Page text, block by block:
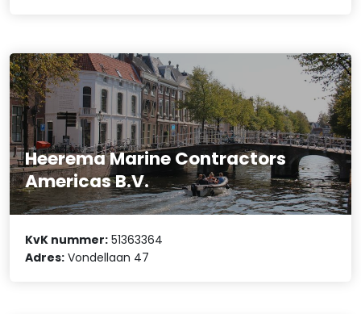
Heerema Marine Contractors
Americas B.V.
KvK nummer: 51363364
Adres: Vondellaan 47